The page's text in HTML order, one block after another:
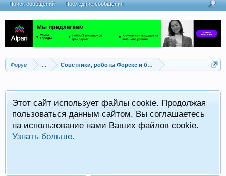
Форум Советники, роботы Форекс и бинарных опционов
Этот сайт использует файлы cookie. Продолжая
пользоваться данным сайтом, Вы соглашаетесь
на использование нами Ваших файлов cookie.
Узнать больше.
Поиск сообщений Последние сообщения